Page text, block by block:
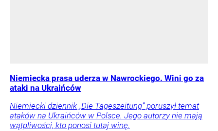
Niemiecka prasa uderza w Nawrockiego. Wini go za
ataki na Ukraińców
Niemiecki dziennik „Die Tageszeitung” poruszył temat
ataków na Ukraińców w Polsce. Jego autorzy nie mają
wątpliwości, kto ponosi tutaj winę.